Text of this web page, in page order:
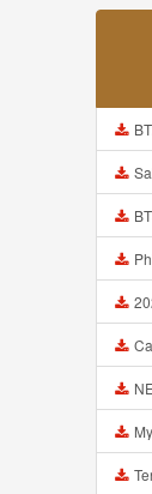
BT21
BTS
Phi
Can
My
Ten